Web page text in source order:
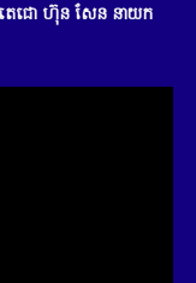
តេជោ ហ៊ុន សែន នាយក